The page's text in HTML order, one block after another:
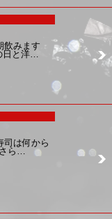
飲みます
日と洋…
司は何から
ら…